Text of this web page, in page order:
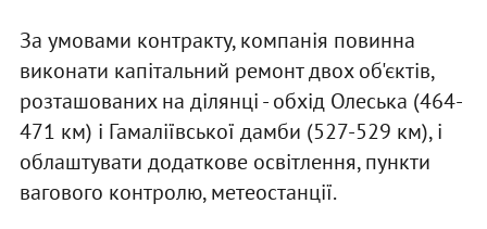
За умовами контракту, компанія повинна
виконати капітальний ремонт двох об'єктів,
розташованих на ділянці - обхід Олеська (464-
471 км) і Гамаліївської дамби (527-529 км), і
облаштувати додаткове освітлення, пункти
вагового контролю, метеостанції.